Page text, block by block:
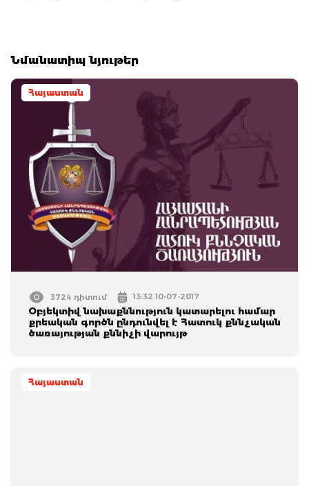
Նմանատիպ նյութեր
Հայաստան
3724 դիտում 13:32 10-07-2017
Օբյեկտիվ նախաքննություն կատարելու համար
քրեական գործն ընդունվել է Հատուկ քննչական
ծառայության քննիչի վարույթ
Հայաստան